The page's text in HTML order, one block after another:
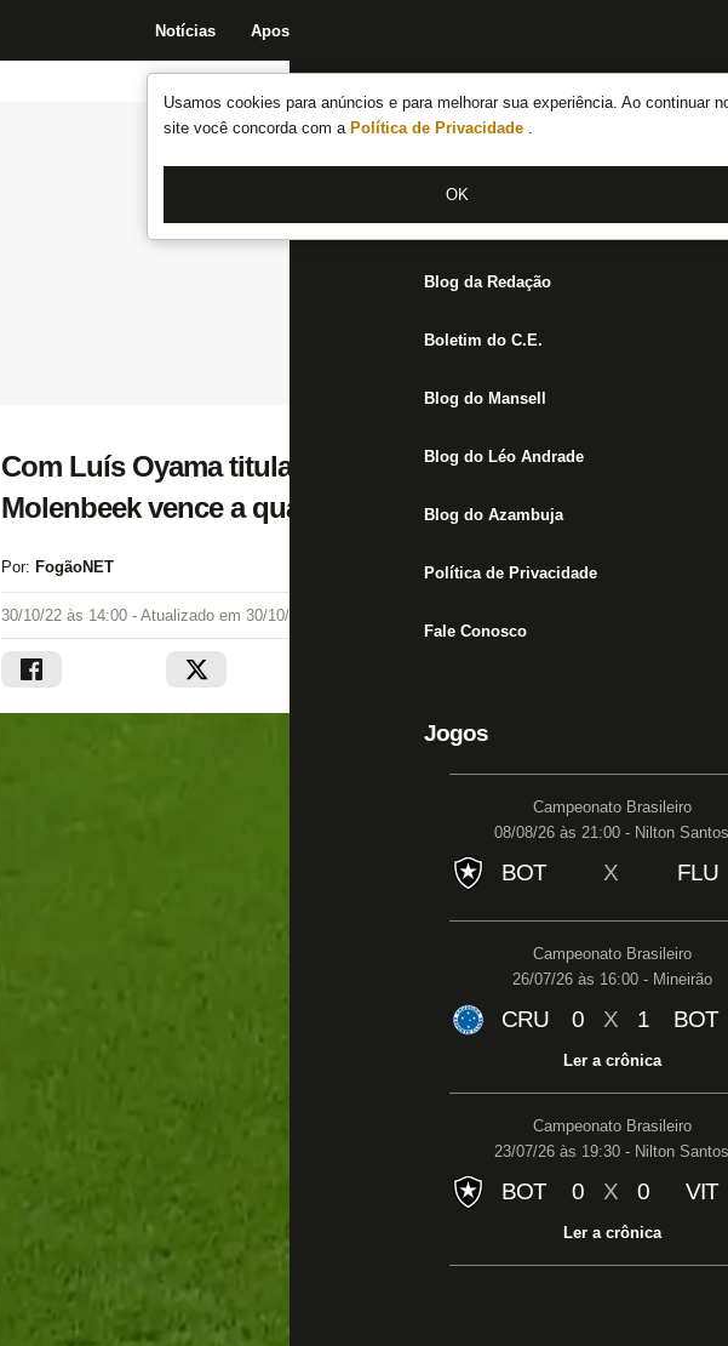
Usamos cookies para anúncios e para melhorar sua experiência. Ao continuar
site você concorda com a Política de Privacidade .
OK
Notícias Apostas
Notícias do Botafogo
Fórum
Jogos
Blog da Redação
Boletim do C.E.
Blog do Mansell
Blog do Léo Andrade
Blog do Azambuja
Política de Privacidade
Fale Conosco
Jogos
Campeonato Brasileiro
08/08/26 às 21:00 - Nilton Santos
BOT X FLU
Campeonato Brasileiro
26/07/26 às 16:00 - Mineirão
CRU 0 X 1 BOT
Ler a crônica
Campeonato Brasileiro
23/07/26 às 19:30 - Nilton Santos
BOT 0 X 0 VIT
Ler a crônica
Com Luís Oyama titular e transmissão da Botafogo TV,
Molenbeek vence a quarta seguida e assume a liderança
Por: FogãoNET
30/10/22 às 14:00 - Atualizado em 30/10/22 às 14:32